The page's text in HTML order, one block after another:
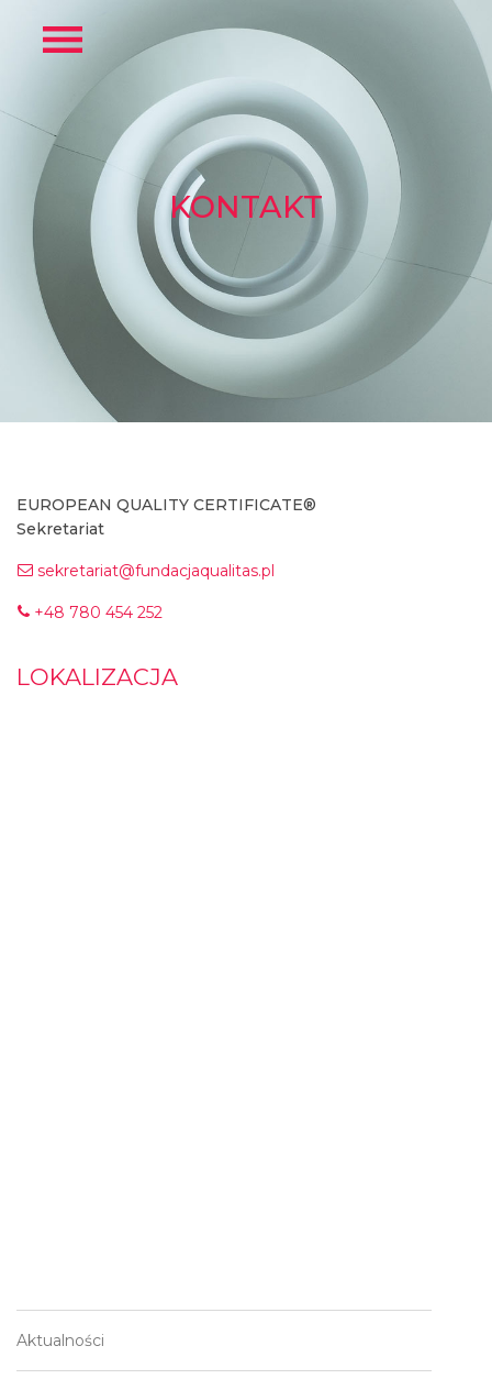
KONTAKT
EUROPEAN QUALITY CERTIFICATE®
Sekretariat
sekretariat@fundacjaqualitas.pl
+48 780 454 252
LOKALIZACJA
Aktualności